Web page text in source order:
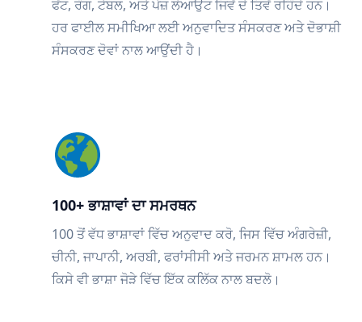
ਫੋਂਟ, ਰੰਗ, ਟੇਬਲ, ਅਤੇ ਪੇਜ਼ ਲੇਆਉਟ ਜਿਵੇਂ ਦੇ ਤਿਵੇਂ ਰਹਿੰਦੇ ਹਨ।
ਹਰ ਫਾਈਲ ਸਮੀਖਿਆ ਲਈ ਅਨੁਵਾਦਿਤ ਸੰਸਕਰਣ ਅਤੇ ਦੋਭਾਸ਼ੀ
ਸੰਸਕਰਣ ਦੋਵਾਂ ਨਾਲ ਆਉਂਦੀ ਹੈ।
100+ ਭਾਸ਼ਾਵਾਂ ਦਾ ਸਮਰਥਨ
100 ਤੋਂ ਵੱਧ ਭਾਸ਼ਾਵਾਂ ਵਿੱਚ ਅਨੁਵਾਦ ਕਰੋ, ਜਿਸ ਵਿੱਚ ਅੰਗਰੇਜ਼ੀ,
ਚੀਨੀ, ਜਾਪਾਨੀ, ਅਰਬੀ, ਫਰਾਂਸੀਸੀ ਅਤੇ ਜਰਮਨ ਸ਼ਾਮਲ ਹਨ।
ਕਿਸੇ ਵੀ ਭਾਸ਼ਾ ਜੋੜੇ ਵਿੱਚ ਇੱਕ ਕਲਿੱਕ ਨਾਲ ਬਦਲੋ।